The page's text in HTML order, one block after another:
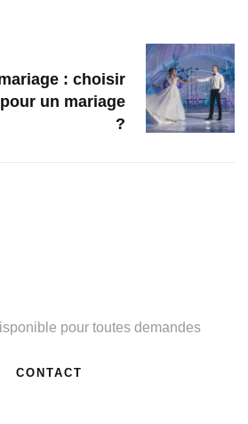
: choisir
un mariage
?
pour toutes demandes
CONTACT